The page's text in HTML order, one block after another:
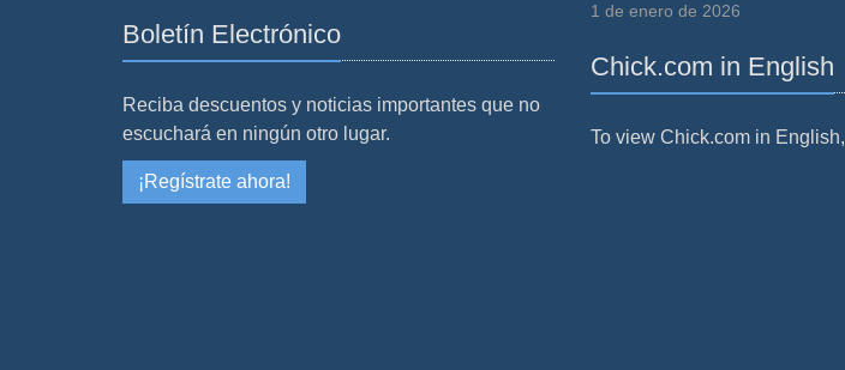
Boletín Electrónico
Reciba descuentos y noticias importantes que no
escuchará en ningún otro lugar.
¡Regístrate ahora!
1 de enero de 2026
Chick.com in English
To view Chick.com in English,